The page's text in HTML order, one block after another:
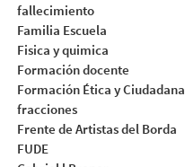
fallecimiento
Familia Escuela
Fisica y quimica
Formación docente
Formación Ética y Ciudadana
fracciones
Frente de Artistas del Borda
FUDE